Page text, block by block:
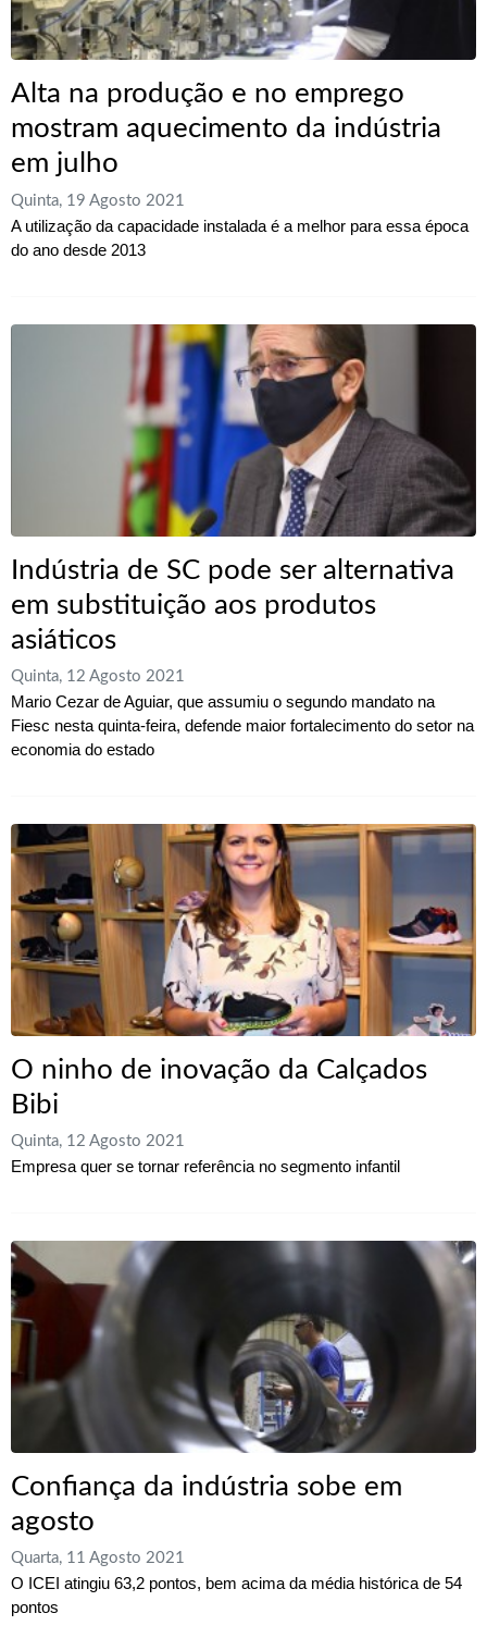
Alta na produção e no emprego
mostram aquecimento da indústria
em julho
Quinta, 19 Agosto 2021
A utilização da capacidade instalada é a melhor para essa época
do ano desde 2013
Indústria de SC pode ser alternativa
em substituição aos produtos
asiáticos
Quinta, 12 Agosto 2021
Mario Cezar de Aguiar, que assumiu o segundo mandato na
Fiesc nesta quinta-feira, defende maior fortalecimento do setor na
economia do estado
O ninho de inovação da Calçados
Bibi
Quinta, 12 Agosto 2021
Empresa quer se tornar referência no segmento infantil
Confiança da indústria sobe em
agosto
Quarta, 11 Agosto 2021
O ICEI atingiu 63,2 pontos, bem acima da média histórica de 54
pontos